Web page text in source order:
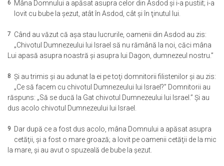
6 Mâna Domnului a apăsat asupra celor din Asdod şi i-a pustiit; i-a
lovit cu bube la şezut, atât în Asdod, cât şi în ţinutul lui.
7 Când au văzut că aşa stau lucrurile, oamenii din Asdod au zis:
„Chivotul Dumnezeului lui Israel să nu rămână la noi, căci mâna
Lui apasă asupra noastră şi asupra lui Dagon, dumnezeul nostru.”
8 Şi au trimis şi au adunat la ei pe toţi domnitorii filistenilor şi au zis:
„Ce să facem cu chivotul Dumnezeului lui Israel?” Domnitorii au
răspuns: „Să se ducă la Gat chivotul Dumnezeului lui Israel.” Şi au
dus acolo chivotul Dumnezeului lui Israel.
9 Dar după ce a fost dus acolo, mâna Domnului a apăsat asupra
cetăţii, şi a fost o mare groază; a lovit pe oamenii cetăţii de la mic
la mare, şi au avut o spuzeală de bube la şezut.